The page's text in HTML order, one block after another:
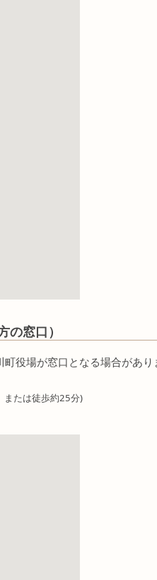
窓口）
役場が窓口となる場合があり
または徒歩約25分)